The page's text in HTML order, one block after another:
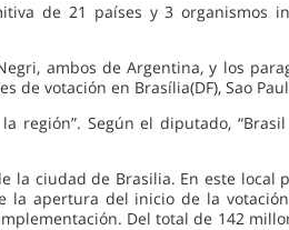
de 21 países y 3 organismos
ambos de Argentina, y los
votación en Brasília(DF), Sao
región”. Según el diputado,
ciudad de Brasilia. En este local
apertura del inicio de la
Del total de 142